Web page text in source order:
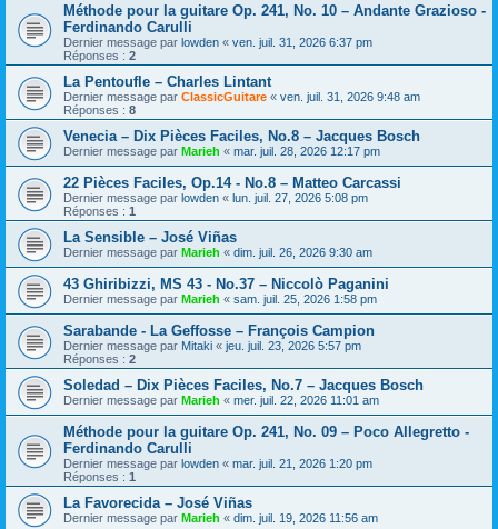
Méthode pour la guitare Op. 241, No. 10 – Andante Grazioso -
Ferdinando Carulli
Dernier message par lowden « ven. juil. 31, 2026 6:37 pm
Réponses : 2
La Pentoufle – Charles Lintant
Dernier message par ClassicGuitare « ven. juil. 31, 2026 9:48 am
Réponses : 8
Venecia – Dix Pièces Faciles, No.8 – Jacques Bosch
Dernier message par Marieh « mar. juil. 28, 2026 12:17 pm
22 Pièces Faciles, Op.14 - No.8 – Matteo Carcassi
Dernier message par lowden « lun. juil. 27, 2026 5:08 pm
Réponses : 1
La Sensible – José Viñas
Dernier message par Marieh « dim. juil. 26, 2026 9:30 am
43 Ghiribizzi, MS 43 - No.37 – Niccolò Paganini
Dernier message par Marieh « sam. juil. 25, 2026 1:58 pm
Sarabande - La Geffosse – François Campion
Dernier message par Mitaki « jeu. juil. 23, 2026 5:57 pm
Réponses : 2
Soledad – Dix Pièces Faciles, No.7 – Jacques Bosch
Dernier message par Marieh « mer. juil. 22, 2026 11:01 am
Méthode pour la guitare Op. 241, No. 09 – Poco Allegretto -
Ferdinando Carulli
Dernier message par lowden « mar. juil. 21, 2026 1:20 pm
Réponses : 1
La Favorecida – José Viñas
Dernier message par Marieh « dim. juil. 19, 2026 11:56 am